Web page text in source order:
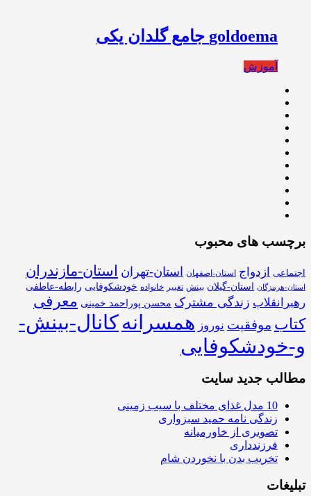
goldoema جامع گلدان یکی
آموزش
برچسب های محبوب
اجتماعی ازدواج استان-اصفهان استان-تهران استان-مازندران
استان-هرمزگان استان-گیلان بینش تغییر خانواده خودشکوفایی رابطه-عاطفی
رهبرانقلاب زندگی مشترک محسن پوراحمد خمینی معرفی
کتاب موفقیت نوروز همسرانهکانال-بینش-
و-خودشکوفایی
مطالب جدید سایت
10 مدل غذای مختلف با سیب زمینی
زندگی نامه حمید سبزواری
تصویری از خاورمیانه
فرزندداری
تخریب بدن با نخوردن شام
تبلیغات